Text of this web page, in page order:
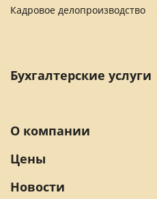
Кадровое делопроизводство
Бухгалтерские услуги
О компании
Цены
Новости